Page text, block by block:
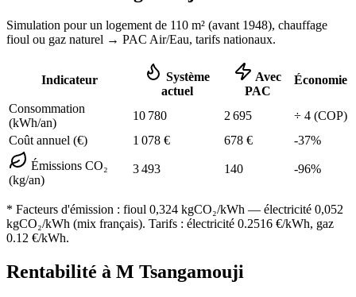
Simulation pour un logement de 110 m² (avant 1948), chauffage
fioul ou gaz naturel → PAC Air/Eau, tarifs nationaux.
Indicateur
Système
actuel
Avec
PAC
Économie
Consommation
(kWh/an)
10 780 2 695 ÷ 4 (COP)
Coût annuel (€)
1 078 € 678 € -37%
Émissions CO₂
(kg/an)
3 493 140 -96%
* Facteurs d'émission : fioul 0,324 kgCO₂/kWh — électricité 0,052
kgCO₂/kWh (mix français). Tarifs : électricité 0.2516 €/kWh, gaz
0.12 €/kWh.
Rentabilité à M Tsangamouji